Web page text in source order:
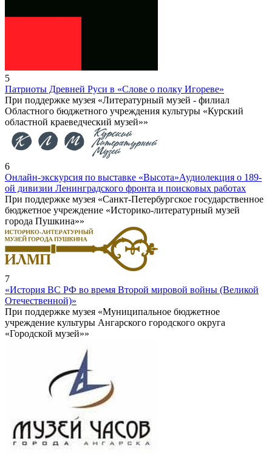
5
Патриоты Древней Руси в «Слове о полку Игореве»
При поддержке музея «Литературный музей - филиал
Областного бюджетного учреждения культуры «Курский
областной краеведческий музей»»
6
Онлайн-экскурсия по выставке «Высота»Аудиолекция о 189-
ой дивизии Ленинградского фронта и поисковых работах
При поддержке музея «Санкт-Петербургское государственное
бюджетное учреждение «Историко-литературный музей
города Пушкина»»
7
«История ВС РФ во время Второй мировой войны (Великой
Отечественной)»
При поддержке музея «Муниципальное бюджетное
учреждение культуры Ангарского городского округа
«Городской музей»»